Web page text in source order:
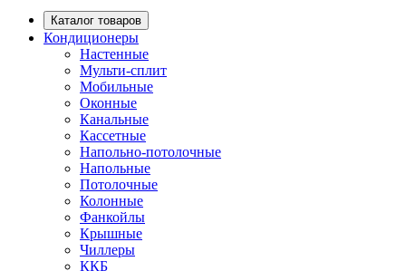
Каталог товаров
Кондиционеры
Настенные
Мульти-сплит
Мобильные
Оконные
Канальные
Кассетные
Напольно-потолочные
Напольные
Потолочные
Колонные
Фанкойлы
Крышные
Чиллеры
ККБ